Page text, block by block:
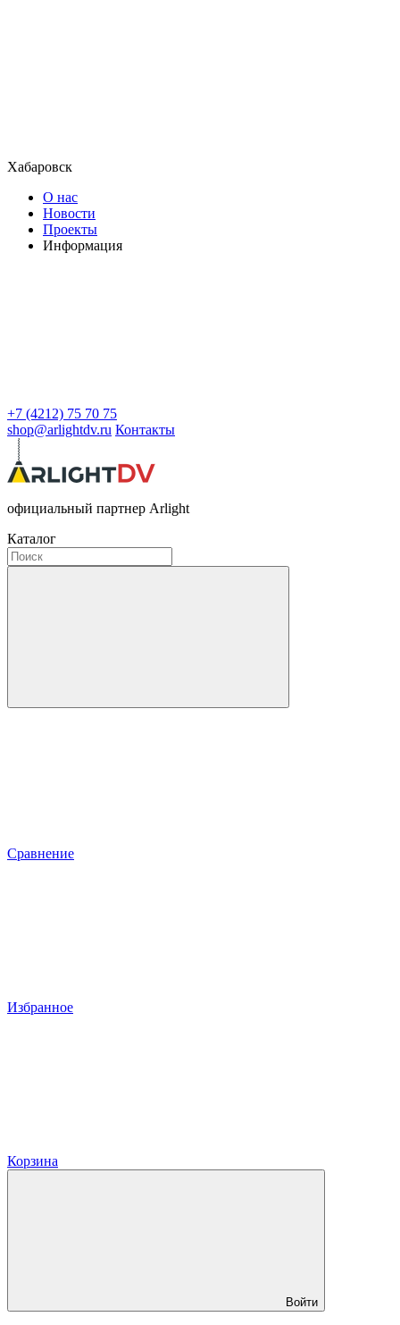
Хабаровск
О нас
Новости
Проекты
Информация
+7 (4212) 75 70 75
shop@arlightdv.ru Контакты
официальный партнер Arlight
Каталог
Сравнение
Избранное
Корзина
Войти